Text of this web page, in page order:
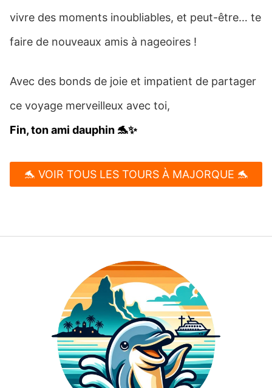
vivre des moments inoubliables, et peut-être… te
faire de nouveaux amis à nageoires !
Avec des bonds de joie et impatient de partager
ce voyage merveilleux avec toi,
Fin, ton ami dauphin 🐬✨
🐬 VOIR TOUS LES TOURS À MAJORQUE 🐬